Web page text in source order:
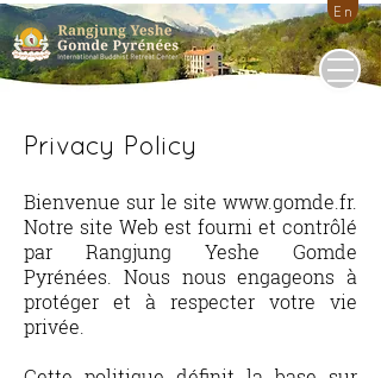
En
Privacy Policy
Bienvenue sur le site www.gomde.fr.
Notre site Web est fourni et contrôlé
par Rangjung Yeshe Gomde
Pyrénées. Nous nous engageons à
protéger et à respecter votre vie
privée.